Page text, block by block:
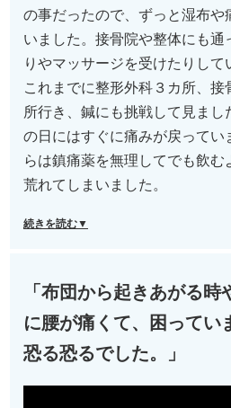
の事だったので、ずっと湿布や
いました。接骨院や整体にも通
りやマッサージを受けたりして
これまでに整形外科３カ所、接
所行き、鍼にも挑戦して見まし
の日にはすぐに痛みが戻ってい
らは鎮痛薬を無理してでも飲
荒れてしまいました。
続きを読む▼
「布団から起きあがる
に腰が痛くて、困ってい
恐る恐るでした。」